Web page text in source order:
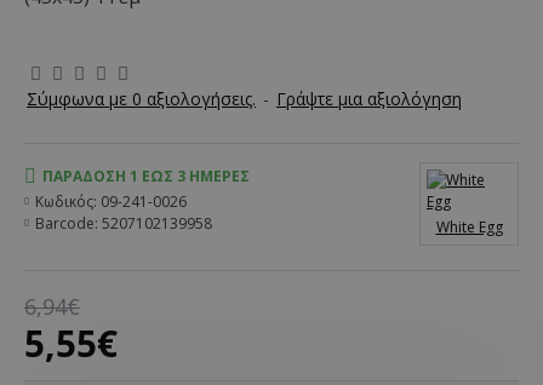
Σύμφωνα με 0 αξιολογήσεις. - Γράψτε μια αξιολόγηση
5,55€
6,94€
ΠΑΡΆΔΟΣΗ 1 ΈΩΣ 3 ΗΜΈΡΕΣ
Κωδικός: 09-241-0026
Barcode: 5207102139958 White Egg